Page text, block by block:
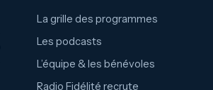
La grille des programmes
Les podcasts
L’équipe & les bénévoles
Radio Fidélité recrute